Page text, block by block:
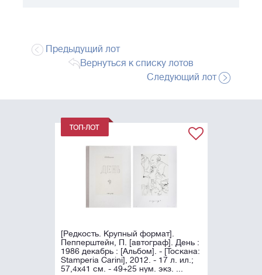
Предыдущий лот
Вернуться к списку лотов
Следующий лот
[Редкость. Крупный формат].
Пепперштейн, П. [автограф]. День :
1986 декабрь : [Альбом]. - [Тоскана:
Stamperia Carini], 2012. - 17 л. ил.;
57,4х41 см. - 49+25 нум. экз. ...